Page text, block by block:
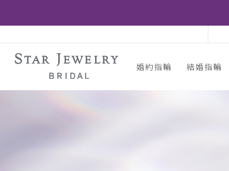
婚約指輪 結婚指輪